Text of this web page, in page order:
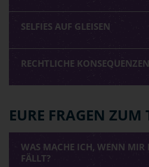
SELFIES AUF GLEISEN
RECHTLICHE KONSEQUENZEN
EURE FRAGEN
WAS MACHE ICH, WENN MIR
FÄLLT?